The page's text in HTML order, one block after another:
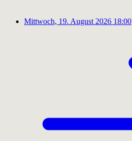
Mittwoch, 19. August 2026 18:00